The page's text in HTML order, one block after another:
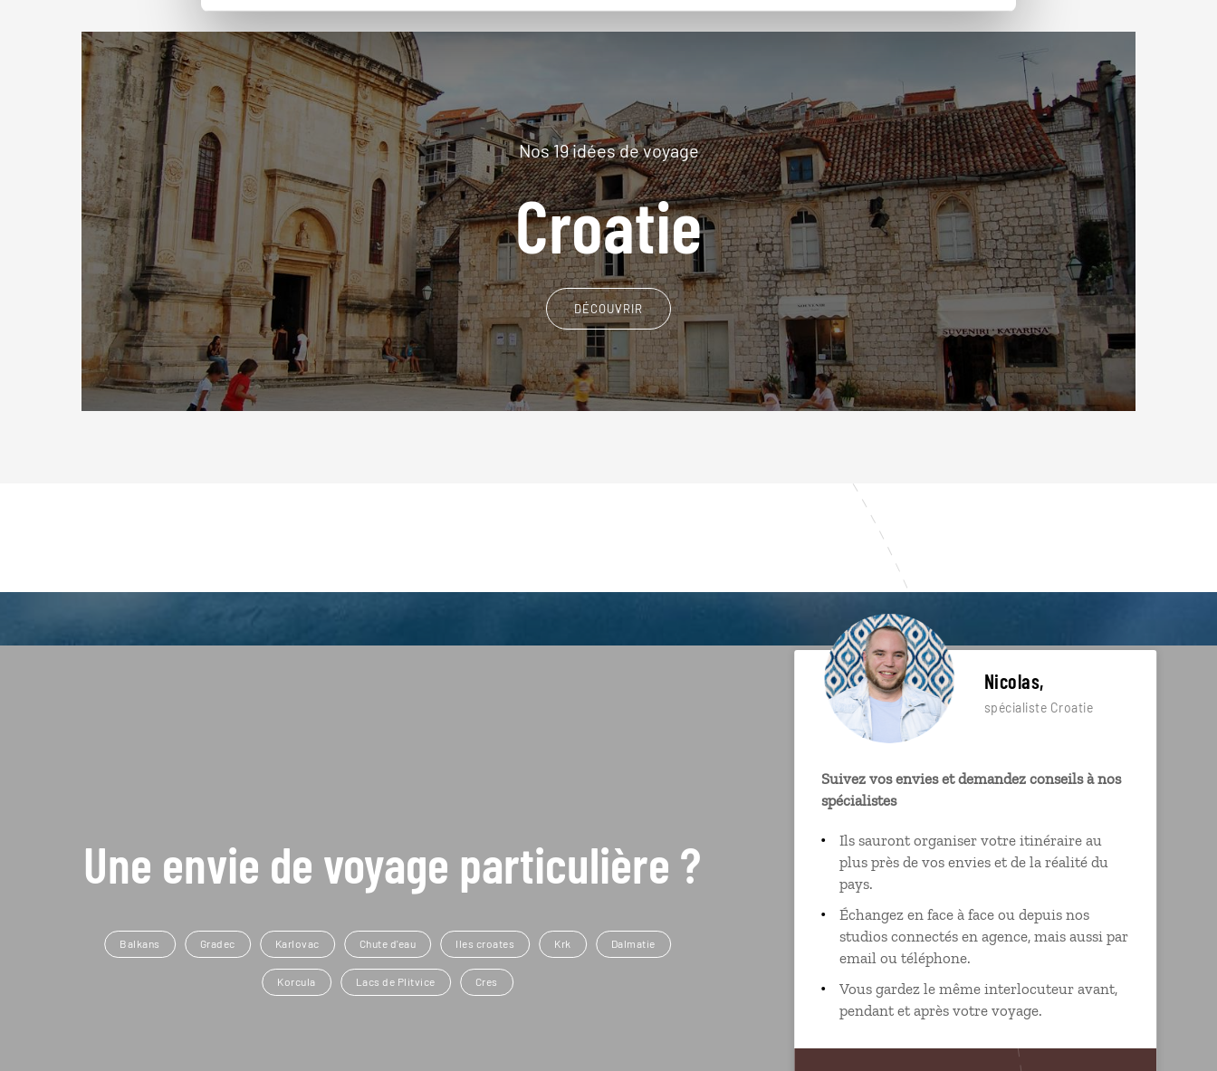
Nos 19 idées de voyage
Croatie
DÉCOUVRIR
Une envie de voyage particulière ?
Balkans Gradec Karlovac Chute d'eau Iles croates Krk Dalmatie
Korcula Lacs de Plitvice Cres
Nicolas,
spécialiste Croatie
Suivez vos envies et demandez conseils à nos
spécialistes
Ils sauront organiser votre itinéraire au
plus près de vos envies et de la réalité du
pays.
Échangez en face à face ou depuis nos
studios connectés en agence, mais aussi par
email ou téléphone.
Vous gardez le même interlocuteur avant,
pendant et après votre voyage.